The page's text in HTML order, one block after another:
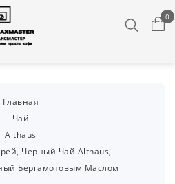
0
Главная
Чай
Althaus
Черный Чай Althaus,
Бергамотовым Маслом